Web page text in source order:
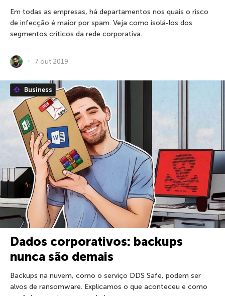
Em todas as empresas, há departamentos nos quais o risco
de infecção é maior por spam. Veja como isolá-los dos
segmentos críticos da rede corporativa.
7 out 2019
Business
Dados corporativos: backups
nunca são demais
Backups na nuvem, como o serviço DDS Safe, podem ser
alvos de ransomware. Explicamos o que aconteceu e como